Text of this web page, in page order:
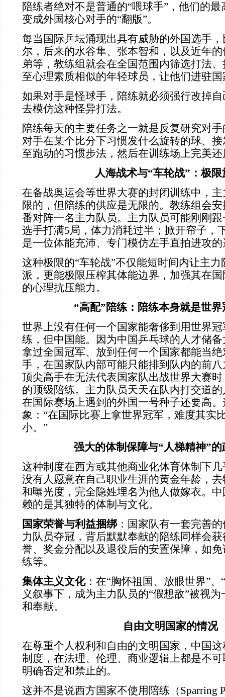
陪练者绝对不是普通的“喂球手”，他们的
变成外国核心对手的“翻版”。
每当国际乒坛涌现出具有威胁的外国选手
尔，后来的水谷隼、张本智和，以及近年
弟等，教练组就会在全国范围内筛选打法
至心理素质相似的年轻球员，让他们进驻
如果对手是怪球手，陪练就必须强行改掉
去模仿这种怪异打法。
陪练每天的主要任务之一就是反复研究对
对手在某个比分下习惯发什么旋转的球、
至跑动的习惯步法，然后在训练场上完美
人海战术与“车轮战”：极限
在备战奥运会等世界大赛的封闭训练中，
限的，但陪练的供应是无限的。教练组会
番对阵一名主力队员。主力队员可能刚刚
选手打满5局，体力消耗过半；掀开帘子，
是一位体能充沛、专门模仿左手直拍进攻
这种极限的“车轮战”不仅能短时间内让主
派，更能极限压榨其体能边界，加强其在
的心理抗压能力。
“高配”陪练：陪练本身就是世
世界上没有任何一个国家能奢侈到用世界
练，但中国能。因为中国乒乓球的人才储
拿过全国冠军、放到任何一个国家都能当
手，在国家队内部可能只能排到队内的前
顶尖高手在无法代表国家队出战世界大赛
的顶级陪练。主力队员天天在队内打交道
在国际赛场上遇到的外国一号种子还要高
象：“在国际比赛上拿世界冠军，难度其实
小。”
强大的体制保障与“人梯精神”的
这种制度在西方或其他商业化体育体制下
没有人愿意在自己职业生涯的黄金年龄，
和曝光度，完全隐姓埋名为他人做嫁衣。
赖的是其独特的体制与文化。
国家荣誉与利益捆绑 ：国家队有一套完善
力队员夺冠，背后默默奉献的陪练同样会
誉、奖金分配以及退役后的安置保障，如
练等。
集体主义文化：在“胸怀祖国、放眼世界”、
义叙事下，成为主力队员的“假想敌”被视
和奉献。
自由文明国家的情况
在尊重个人权利和自由的文明国家，中国
制度，在法理、伦理、商业逻辑上都是不
明确否定和禁止的。
这并不是说西方国家不使用陪练（Sparring